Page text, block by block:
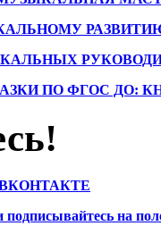
ПО ФГОС ДО:
ВКОНТАКТЕ
подписывайтесь на